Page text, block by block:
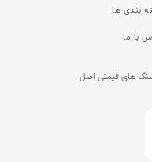
بندی ها
با ما
های قیمتی اصل